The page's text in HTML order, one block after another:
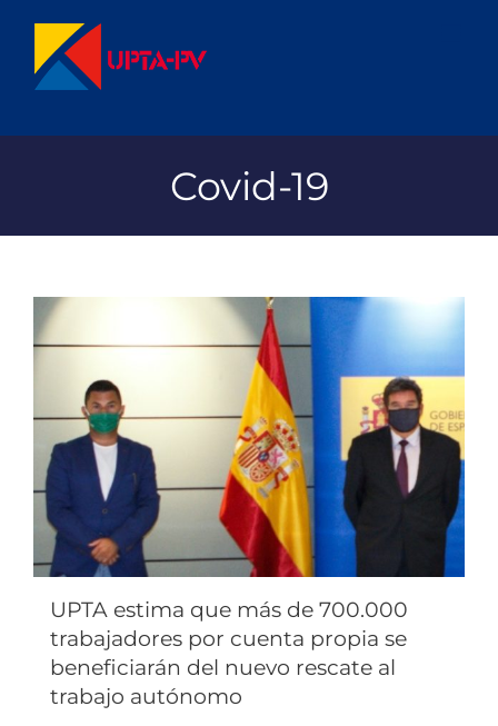
contenido
Covid-19
UPTA estima que más de 700.000
trabajadores por cuenta propia se
beneficiarán del nuevo rescate al
trabajo autónomo